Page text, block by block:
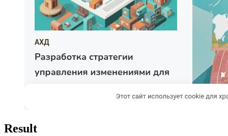
Result